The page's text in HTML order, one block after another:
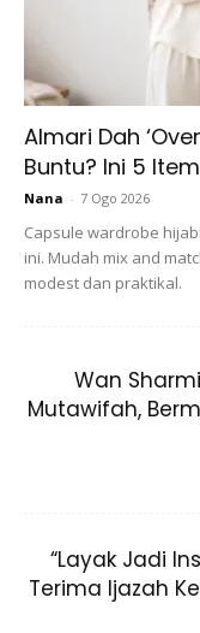
Almari Dah
Buntu? Ini 5
Nana - 7 Ogo 2026
Capsule wardrobe
ini. Mudah mix and
modest dan praktikal.
Wan
Mutawifah,
“Layak Jadi
Terima Ijazah